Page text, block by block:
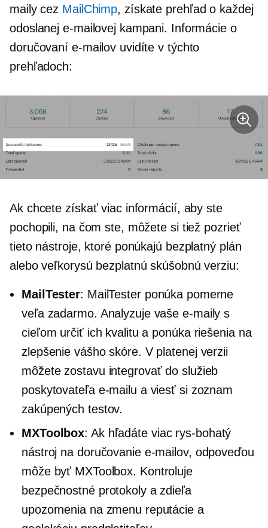
maily cez MailChimp, získate prehľad o každej
odoslanej e-mailovej kampani. Informácie o
doručovaní e-mailov uvidíte v týchto
prehľadoch:
Ak chcete získať viac informácií, aby ste
pochopili, na čom ste, môžete si tiež pozrieť
tieto nástroje, ktoré ponúkajú bezplatný plán
alebo veľkorysú bezplatnú skúšobnú verziu:
MailTester: MailTester ponúka pomerne
veľa zadarmo. Analyzuje vaše e-maily s
cieľom určiť ich kvalitu a ponúka riešenia na
zlepšenie vášho skóre. V platenej verzii
môžete zostavu integrovať do služieb
poskytovateľa e-mailu a viesť si zoznam
zakúpených testov.
MXToolbox: Ak hľadáte viac rys-bohatý
nástroj na doručovanie e-mailov, odpoveďou
môže byť MXToolbox. Kontroluje
bezpečnostné protokoly a zdieľa
upozornenia na zmenu reputácie a